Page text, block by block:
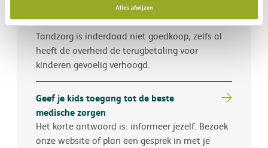
Alles afwijzen
Hoe pak je tandzorg bij kinderen het best
aan?
Tandzorg is inderdaad niet goedkoop, zelfs al
heeft de overheid de terugbetaling voor
kinderen gevoelig verhoogd.
Geef je kids toegang tot de beste
medische zorgen
Het korte antwoord is: informeer jezelf. Bezoek
onze website of plan een gesprek in met je